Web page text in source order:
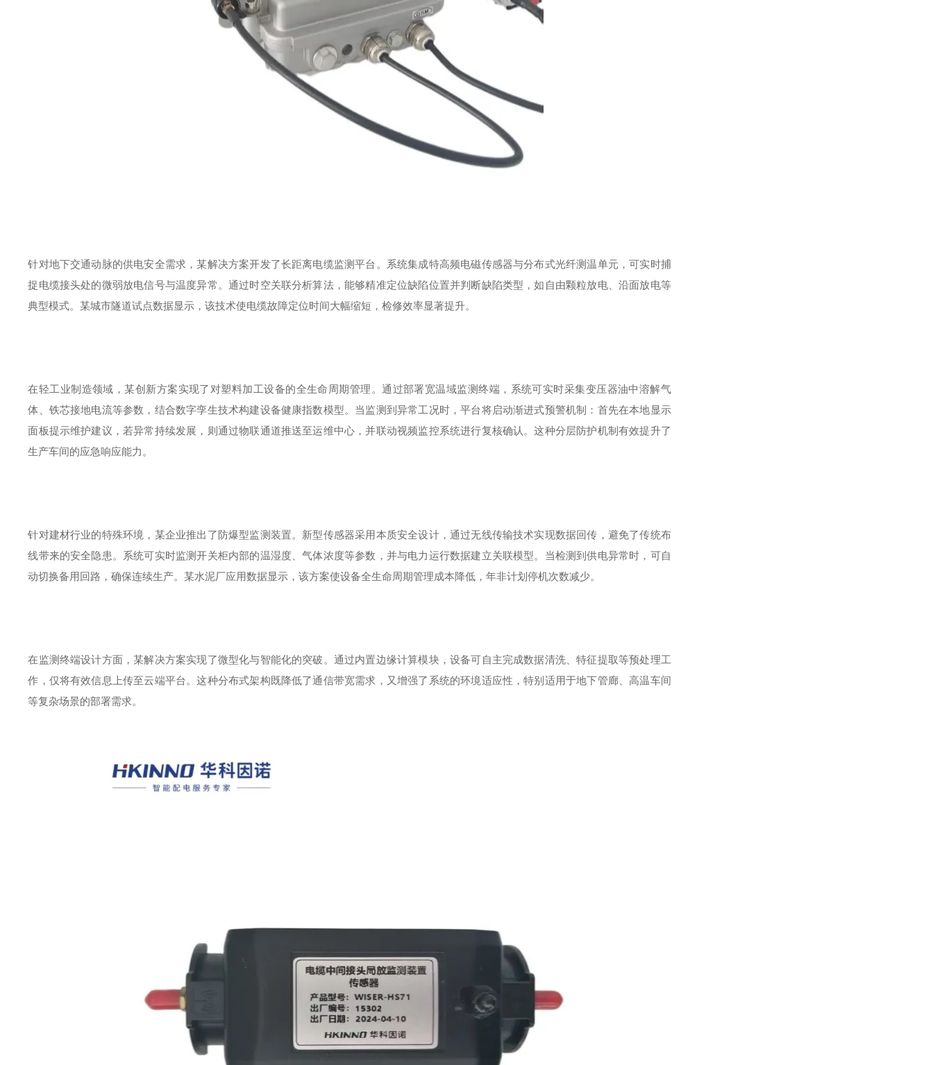
针对地下交通动脉的供电安全需求，某解决方案开发了长距离电缆监测平台。系统集成特高频电磁传感器与分布式光纤测温单元，可实时捕
捉电缆接头处的微弱放电信号与温度异常。通过时空关联分析算法，能够精准定位缺陷位置并判断缺陷类型，如自由颗粒放电、沿面放电等
典型模式。某城市隧道试点数据显示，该技术使电缆故障定位时间大幅缩短，检修效率显著提升。
在轻工业制造领域，某创新方案实现了对塑料加工设备的全生命周期管理。通过部署宽温域监测终端，系统可实时采集变压器油中溶解气
体、铁芯接地电流等参数，结合数字孪生技术构建设备健康指数模型。当监测到异常工况时，平台将启动渐进式预警机制：首先在本地显示
面板提示维护建议，若异常持续发展，则通过物联通道推送至运维中心，并联动视频监控系统进行复核确认。这种分层防护机制有效提升了
生产车间的应急响应能力。
针对建材行业的特殊环境，某企业推出了防爆型监测装置。新型传感器采用本质安全设计，通过无线传输技术实现数据回传，避免了传统布
线带来的安全隐患。系统可实时监测开关柜内部的温湿度、气体浓度等参数，并与电力运行数据建立关联模型。当检测到供电异常时，可自
动切换备用回路，确保连续生产。某水泥厂应用数据显示，该方案使设备全生命周期管理成本降低，年非计划停机次数减少。
在监测终端设计方面，某解决方案实现了微型化与智能化的突破。通过内置边缘计算模块，设备可自主完成数据清洗、特征提取等预处理工
作，仅将有效信息上传至云端平台。这种分布式架构既降低了通信带宽需求，又增强了系统的环境适应性，特别适用于地下管廊、高温车间
等复杂场景的部署需求。